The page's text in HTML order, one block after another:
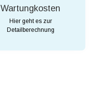
Wartungkosten
Hier geht es zur
Detailberechnung